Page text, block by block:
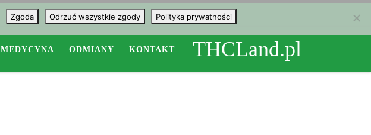
THCLand.pl
MEDYCYNA ODMIANY KONTAKT
Zgoda Odrzuć wszystkie zgody Polityka prywatności